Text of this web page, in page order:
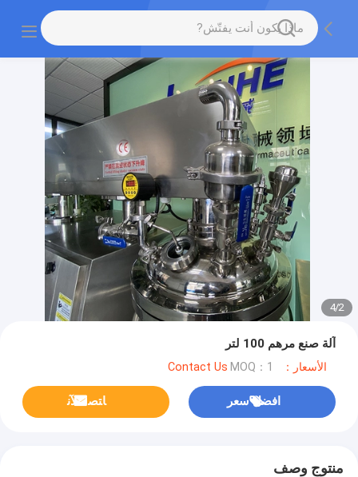
2
/
4
آلة صنع مرهم 100 لتر
الأسعار：Contact Us MOQ：1
افضل سعر ﺎﺘﺼﻟ ﺍﻶﻧ
منتوج وصف